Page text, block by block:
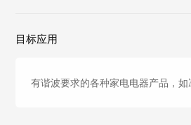
目标应用
有谐波要求的各种家电电器产品，如